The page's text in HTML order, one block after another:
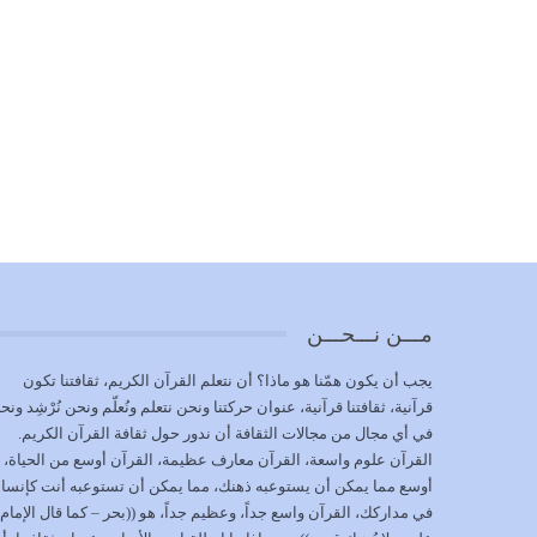
مـــن نـــحـــن
يجب أن يكون همّنا هو ماذا؟ أن نتعلم القرآن الكريم، ثقافتنا تكون
قرآنية، ثقافتنا قرآنية، عنوان حركتنا ونحن نتعلم ونُعلّم ونحن نُرْشِد
في أي مجال من مجالات الثقافة أن ندور حول ثقافة القرآن الكريم.
القرآن علوم واسعة، القرآن معارف عظيمة، القرآن أوسع من الحياة،
أوسع مما يمكن أن يستوعبه ذهنك، مما يمكن أن تستوعبه أنت
في مداركك، القرآن واسع جداً، وعظيم جداً، هو ((بحر – كما قال الإمام